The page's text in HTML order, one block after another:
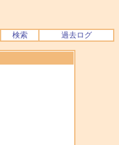
検索 過去ログ